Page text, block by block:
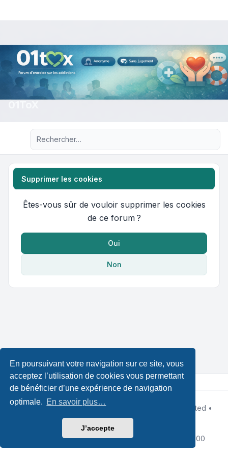
En poursuivant votre navigation sur ce site, vous
acceptez l’utilisation de cookies vous permettant
de bénéficier d’une expérience de navigation
optimale. En savoir plus…
J’accepte
Recherche avancée
Supprimer les cookies
Êtes-vous sûr de vouloir supprimer les cookies
de ce forum ?
Oui
Non
Développé parphpBB® Forum Software © phpBB Limited •
Leenoz
Traduction française officielle©
|Conditions|Fuseau horaire sur UTC+02:00